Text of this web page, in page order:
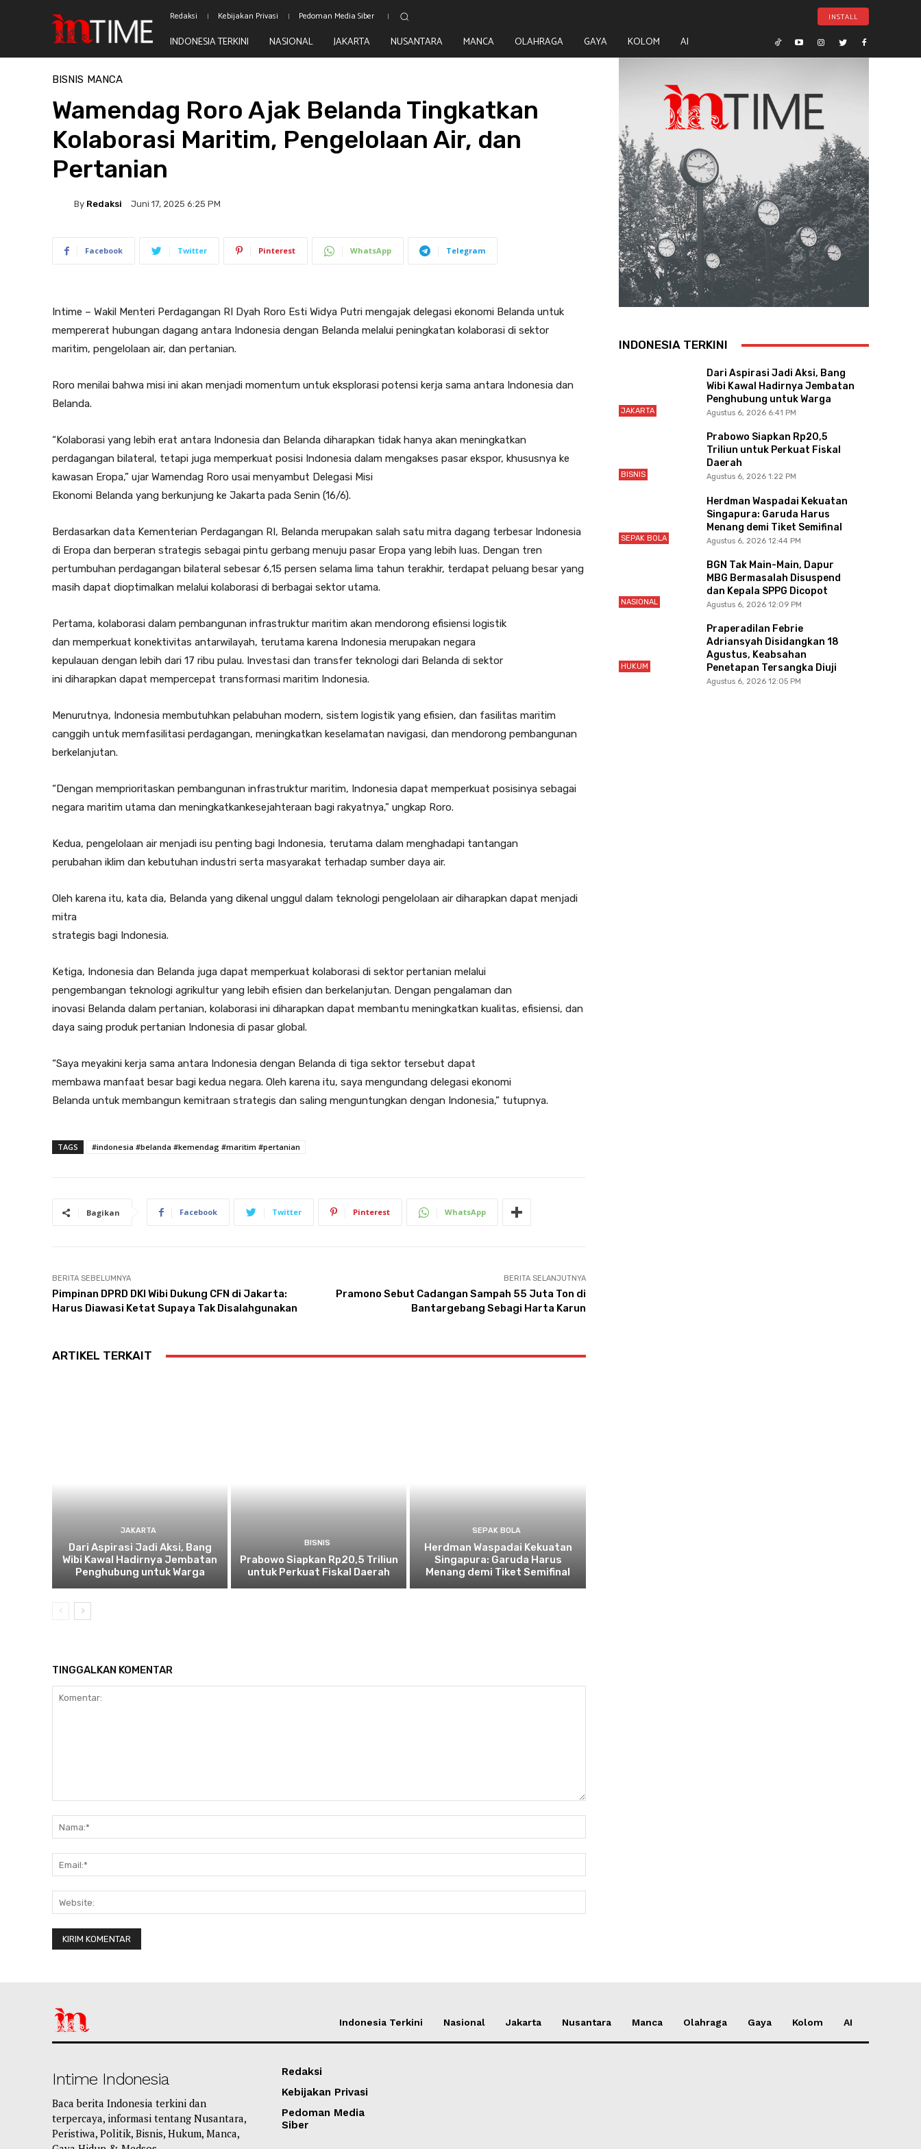
Redaksi Kebijakan Privasi Pedoman Media Siber INSTALL
INDONESIA TERKINI NASIONAL JAKARTA NUSANTARA MANCA OLAHRAGA GAYA KOLOM AI
Beranda Bisnis
BISNIS MANCA
Wamendag Roro Ajak Belanda Tingkatkan
Kolaborasi Maritim, Pengelolaan Air, dan
Pertanian
By Redaksi Juni 17, 2025 6:25 PM
Facebook Twitter Pinterest WhatsApp Telegram
Intime – Wakil Menteri Perdagangan RI Dyah Roro Esti Widya Putri mengajak delegasi ekonomi Belanda untuk
mempererat hubungan dagang antara Indonesia dengan Belanda melalui peningkatan kolaborasi di sektor
maritim, pengelolaan air, dan pertanian.
Roro menilai bahwa misi ini akan menjadi momentum untuk eksplorasi potensi kerja sama antara Indonesia dan
Belanda.
“Kolaborasi yang lebih erat antara Indonesia dan Belanda diharapkan tidak hanya akan meningkatkan
perdagangan bilateral, tetapi juga memperkuat posisi Indonesia dalam mengakses pasar ekspor, khususnya ke
kawasan Eropa,” ujar Wamendag Roro usai menyambut Delegasi Misi
Ekonomi Belanda yang berkunjung ke Jakarta pada Senin (16/6).
Berdasarkan data Kementerian Perdagangan RI, Belanda merupakan salah satu mitra dagang terbesar Indonesia
di Eropa dan berperan strategis sebagai pintu gerbang menuju pasar Eropa yang lebih luas. Dengan tren
pertumbuhan perdagangan bilateral sebesar 6,15 persen selama lima tahun terakhir, terdapat peluang besar yang
masih dapat dioptimalkan melalui kolaborasi di berbagai sektor utama.
Pertama, kolaborasi dalam pembangunan infrastruktur maritim akan mendorong efisiensi logistik
dan memperkuat konektivitas antarwilayah, terutama karena Indonesia merupakan negara
kepulauan dengan lebih dari 17 ribu pulau. Investasi dan transfer teknologi dari Belanda di sektor
ini diharapkan dapat mempercepat transformasi maritim Indonesia.
Menurutnya, Indonesia membutuhkan pelabuhan modern, sistem logistik yang efisien, dan fasilitas maritim
canggih untuk memfasilitasi perdagangan, meningkatkan keselamatan navigasi, dan mendorong pembangunan
berkelanjutan.
“Dengan memprioritaskan pembangunan infrastruktur maritim, Indonesia dapat memperkuat posisinya sebagai
negara maritim utama dan meningkatkankesejahteraan bagi rakyatnya,” ungkap Roro.
Kedua, pengelolaan air menjadi isu penting bagi Indonesia, terutama dalam menghadapi tantangan
perubahan iklim dan kebutuhan industri serta masyarakat terhadap sumber daya air.
Oleh karena itu, kata dia, Belanda yang dikenal unggul dalam teknologi pengelolaan air diharapkan dapat menjadi
mitra
strategis bagi Indonesia.
Ketiga, Indonesia dan Belanda juga dapat memperkuat kolaborasi di sektor pertanian melalui
pengembangan teknologi agrikultur yang lebih efisien dan berkelanjutan. Dengan pengalaman dan
inovasi Belanda dalam pertanian, kolaborasi ini diharapkan dapat membantu meningkatkan kualitas, efisiensi, dan
daya saing produk pertanian Indonesia di pasar global.
“Saya meyakini kerja sama antara Indonesia dengan Belanda di tiga sektor tersebut dapat
membawa manfaat besar bagi kedua negara. Oleh karena itu, saya mengundang delegasi ekonomi
Belanda untuk membangun kemitraan strategis dan saling menguntungkan dengan Indonesia,” tutupnya.
TAGS #indonesia #belanda #kemendag #maritim #pertanian
Bagikan Facebook Twitter Pinterest WhatsApp
BERITA SEBELUMNYA
Pimpinan DPRD DKI Wibi Dukung CFN di Jakarta:
Harus Diawasi Ketat Supaya Tak Disalahgunakan
BERITA SELANJUTNYA
Pramono Sebut Cadangan Sampah 55 Juta Ton di
Bantargebang Sebagi Harta Karun
ARTIKEL TERKAIT
JAKARTA
Dari Aspirasi Jadi Aksi, Bang
Wibi Kawal Hadirnya Jembatan
Penghubung untuk Warga
BISNIS
Prabowo Siapkan Rp20,5 Triliun
untuk Perkuat Fiskal Daerah
SEPAK BOLA
Herdman Waspadai Kekuatan
Singapura: Garuda Harus
Menang demi Tiket Semifinal
TINGGALKAN KOMENTAR
INDONESIA TERKINI
JAKARTA
Dari Aspirasi Jadi Aksi, Bang
Wibi Kawal Hadirnya Jembatan
Penghubung untuk Warga
Agustus 6, 2026 6:41 PM
BISNIS
Prabowo Siapkan Rp20,5
Triliun untuk Perkuat Fiskal
Daerah
Agustus 6, 2026 1:22 PM
SEPAK BOLA
Herdman Waspadai Kekuatan
Singapura: Garuda Harus
Menang demi Tiket Semifinal
Agustus 6, 2026 12:44 PM
NASIONAL
BGN Tak Main-Main, Dapur
MBG Bermasalah Disuspend
dan Kepala SPPG Dicopot
Agustus 6, 2026 12:09 PM
HUKUM
Praperadilan Febrie
Adriansyah Disidangkan 18
Agustus, Keabsahan
Penetapan Tersangka Diuji
Agustus 6, 2026 12:05 PM
Indonesia Terkini Nasional Jakarta Nusantara Manca Olahraga Gaya Kolom AI
Intime Indonesia
Baca berita Indonesia terkini dan
terpercaya, informasi tentang Nusantara,
Peristiwa, Politik, Bisnis, Hukum, Manca,
Redaksi
Kebijakan Privasi
Pedoman Media
Siber